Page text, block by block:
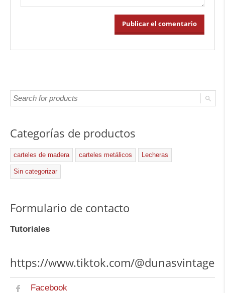
Categorías de productos
carteles de madera carteles metálicos Lecheras
Sin categorizar
Formulario de contacto
Tutoriales
https://www.tiktok.com/@dunasvintage
Facebook